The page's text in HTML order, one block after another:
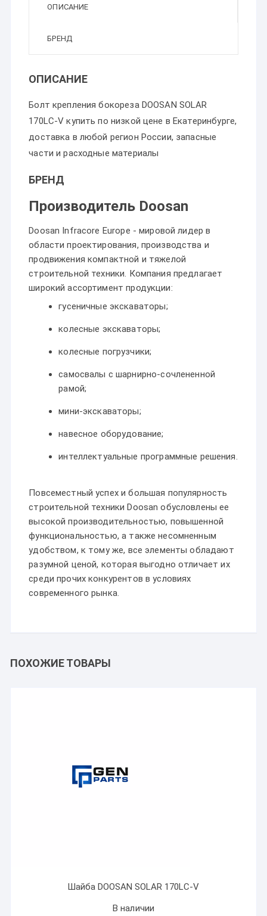
ОПИСАНИЕ
БРЕНД
ОПИСАНИЕ
Болт крепления бокореза DOOSAN SOLAR
170LC-V купить по низкой цене в Екатеринбурге,
доставка в любой регион России, запасные
части и расходные материалы
БРЕНД
Производитель Doosan
Doosan Infracore Europe - мировой лидер в
области проектирования, производства и
продвижения компактной и тяжелой
строительной техники. Компания предлагает
широкий ассортимент продукции:
гусеничные экскаваторы;
колесные экскаваторы;
колесные погрузчики;
самосвалы с шарнирно-сочлененной
рамой;
мини-экскаваторы;
навесное оборудование;
интеллектуальные программные решения.
Повсеместный успех и большая популярность
строительной техники Doosan обусловлены ее
высокой производительностью, повышенной
функциональностью, а также несомненным
удобством, к тому же, все элементы обладают
разумной ценой, которая выгодно отличает их
среди прочих конкурентов в условиях
современного рынка.
ПОХОЖИЕ ТОВАРЫ
Шайба DOOSAN SOLAR 170LC-V
В наличии